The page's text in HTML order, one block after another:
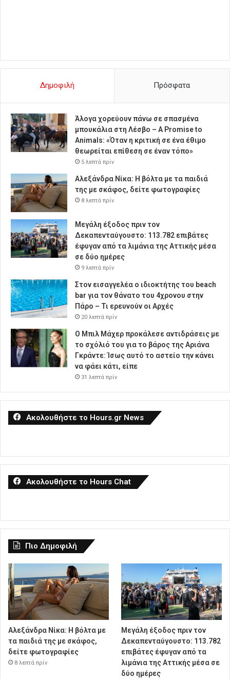
Δημοφιλή Πρόσφατα
Άλογα χορεύουν πάνω σε σπασμένα
μπουκάλια στη Λέσβο – A Promise to
Animals: «Όταν η κριτική σε ένα έθιμο
θεωρείται επίθεση σε έναν τόπο»
5 λεπτά πρίν
Αλεξάνδρα Νίκα: Η βόλτα με τα παιδιά
της με σκάφος, δείτε φωτογραφίες
8 λεπτά πρίν
Μεγάλη έξοδος πριν τον
Δεκαπενταύγουστο: 113.782 επιβάτες
έφυγαν από τα λιμάνια της Αττικής μέσα
σε δύο ημέρες
9 λεπτά πρίν
Στον εισαγγελέα ο ιδιοκτήτης του beach
bar για τον θάνατο του 4χρονου στην
Πάρο – Τι ερευνούν οι Αρχές
20 λεπτά πρίν
Ο Μπιλ Μάχερ προκάλεσε αντιδράσεις με
το σχόλιό του για το βάρος της Αριάνα
Γκράντε: Ίσως αυτό το αστείο την κάνει
να φάει κάτι, είπε
31 λεπτά πρίν
Ακολουθήστε το Hours.gr News
Ακολουθήστε το Hours Chat
Πιο Δημοφιλή
Αλεξάνδρα Νίκα: Η βόλτα με
τα παιδιά της με σκάφος,
δείτε φωτογραφίες
8 λεπτά πρίν
Μεγάλη έξοδος πριν τον
Δεκαπενταύγουστο: 113.782
επιβάτες έφυγαν από τα
λιμάνια της Αττικής μέσα σε
δύο ημέρες